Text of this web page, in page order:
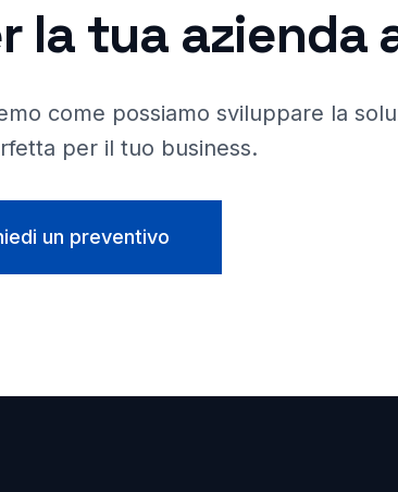
la tua azienda
come possiamo sviluppare la
per il tuo business.
un preventivo